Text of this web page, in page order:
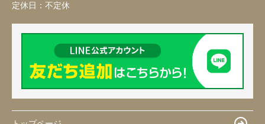
定休日： 不定休